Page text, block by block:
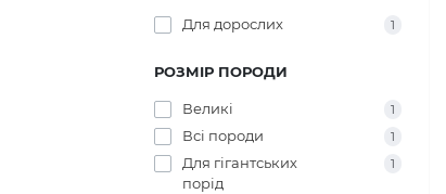
Для дорослих 1
РОЗМІР ПОРОДИ
Великі 1
Всі породи 1
Для гігантських
порід
1